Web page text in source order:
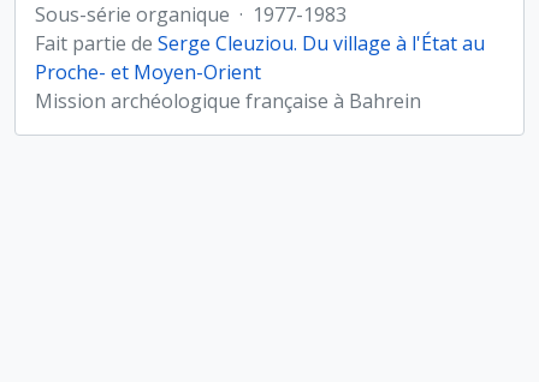
Sous-série organique · 1977-1983
Fait partie de Serge Cleuziou. Du village à l'État au
Proche- et Moyen-Orient
Mission archéologique française à Bahrein